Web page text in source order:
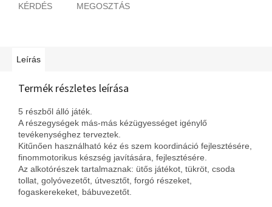
KÉRDÉS MEGOSZTÁS
Leírás
Termék részletes leírása
5 részből álló játék.
A részegységek más-más kézügyességet igénylő
tevékenységhez terveztek.
Kitűnően használható kéz és szem koordináció fejlesztésére,
finommotorikus készség javítására, fejlesztésére.
Az alkotórészek tartalmaznak: ütős játékot, tükröt, csoda
tollat, golyóvezetőt, útvesztőt, forgó részeket,
fogaskerekeket, bábuvezetőt.